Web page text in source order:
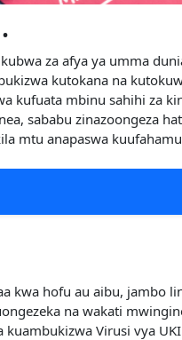
za afya ya umma
kutokana na
kufuata mbinu sahihi za
sababu zinazoongeza
mtu anapaswa kuufahamu
kwa hofu au aibu, jambo
na wakati
Virusi vya